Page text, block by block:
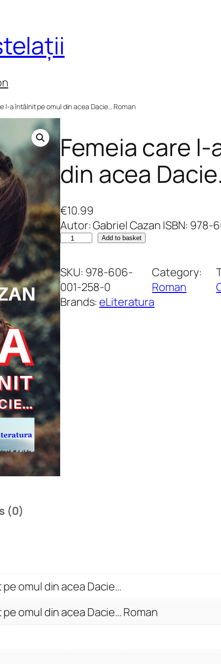
l-a întâlnit pe omul din acea Dacie… Roman
Femeia care
din acea
€10.99
Autor: Gabriel Cazan ISBN:
F
m
e
i
a
c
a
e
l
-
a
î
n
t
â
o
m
u
l
i
Add to basket
SKU: 978-606-
001-258-0
Category:
Roman
Brands: eLiteratura
(0)
omul din acea Dacie…
omul din acea Dacie… Roman